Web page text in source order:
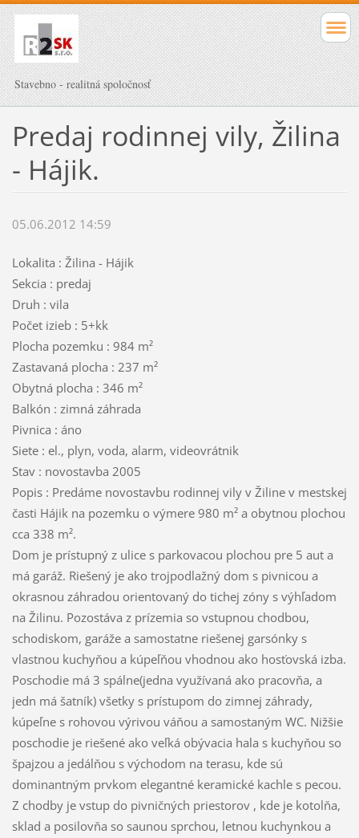
Stavebno - realitná spoločnosť
Predaj rodinnej vily, Žilina
- Hájik.
05.06.2012 14:59
Lokalita : Žilina - Hájik
Sekcia : predaj
Druh : vila
Počet izieb : 5+kk
Plocha pozemku : 984 m²
Zastavaná plocha : 237 m²
Obytná plocha : 346 m²
Balkón : zimná záhrada
Pivnica : áno
Siete : el., plyn, voda, alarm, videovrátnik
Stav : novostavba 2005
Popis : Predáme novostavbu rodinnej vily v Žiline v mestskej
časti Hájik na pozemku o výmere 980 m² a obytnou plochou
cca 338 m².
Dom je prístupný z ulice s parkovacou plochou pre 5 aut a
má garáž. Riešený je ako trojpodlažný dom s pivnicou a
okrasnou záhradou orientovaný do tichej zóny s výhľadom
na Žilinu. Pozostáva z prízemia so vstupnou chodbou,
schodiskom, garáže a samostatne riešenej garsónky s
vlastnou kuchyňou a kúpeľňou vhodnou ako hosťovská izba.
Poschodie má 3 spálne(jedna využívaná ako pracovňa, a
jedn má šatník) všetky s prístupom do zimnej záhrady,
kúpeľne s rohovou výrivou váňou a samostaným WC. Nižšie
poschodie je riešené ako veľká obývacia hala s kuchyňou so
špajzou a jedálňou s východom na terasu, kde sú
dominantným prvkom elegantné keramické kachle s pecou.
Z chodby je vstup do pivničných priestorov , kde je kotolňa,
sklad a posilovňa so saunou sprchou, letnou kuchynkou a